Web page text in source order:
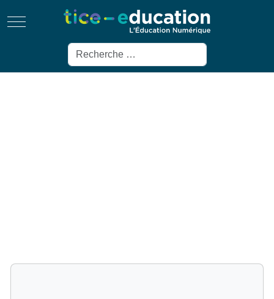
Mobile Menu Toggle
Rechercher